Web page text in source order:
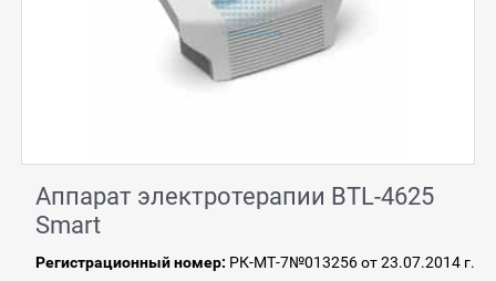
Аппарат электротерапии BTL-4625
Smart
Регистрационный номер: РК-МТ-7№013256 от 23.07.2014 г.